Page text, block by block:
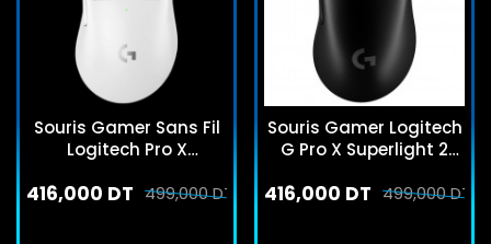
Souris Gamer Sans Fil
Logitech Pro X
499,000 DT
416,000 DT
Souris Gamer Logitech
G Pro X Superlight 2
499,000 DT
416,000 DT